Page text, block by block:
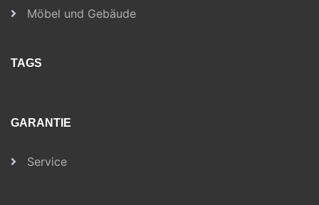
Möbel und Gebäude
TAGS
GARANTIE
Service